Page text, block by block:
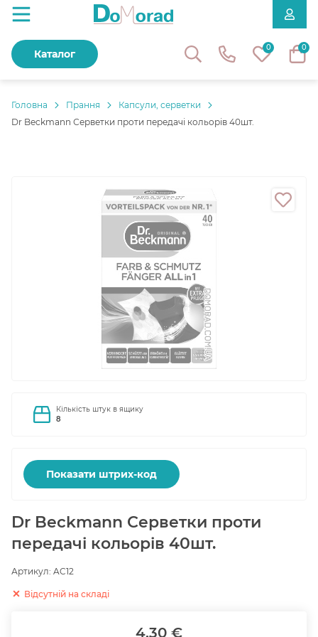
0 0
Каталог
Головнa Прання
Капсули, серветки
Dr Beckmann Серветки проти передачі кольорів 40шт.
Кількість штук в ящику
8
Показати штрих-код
Dr Beckmann Серветки проти
передачі кольорів 40шт.
Артикул: AC12
Відсутній на складі
4.30 €